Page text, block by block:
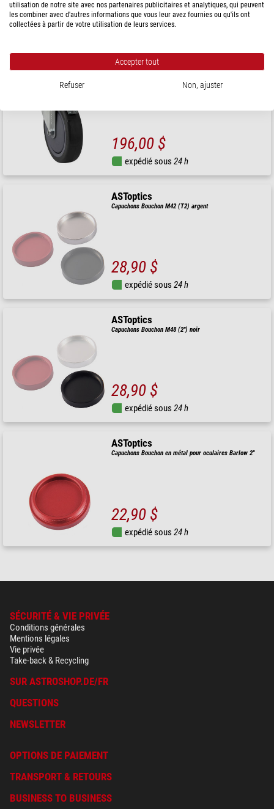
22,90 $
ASToptics
Jeu de roues de 125 mm pour support à roulettes
196,00 $
expédié sous24 h
ASToptics
Capuchons Bouchon M42 (T2) argent
28,90 $
expédié sous24 h
ASToptics
Capuchons Bouchon M48 (2") noir
28,90 $
expédié sous24 h
ASToptics
Capuchons Bouchon en métal pour oculaires Barlow 2"
22,90 $
expédié sous24 h
SÉCURITÉ & VIE PRIVÉE
Conditions générales
Mentions légales
Vie privée
Take-back & Recycling
SUR ASTROSHOP.DE/FR
QUESTIONS
NEWSLETTER
OPTIONS DE PAIEMENT
TRANSPORT & RETOURS
BUSINESS TO BUSINESS
utilisation de notre site avec nos partenaires publicitaires et analytiques, qui peuvent
les combiner avec d'autres informations que vous leur avez fournies ou qu'ils ont
collectées à partir de votre utilisation de leurs services.
Accepter tout
Refuser Non, ajuster